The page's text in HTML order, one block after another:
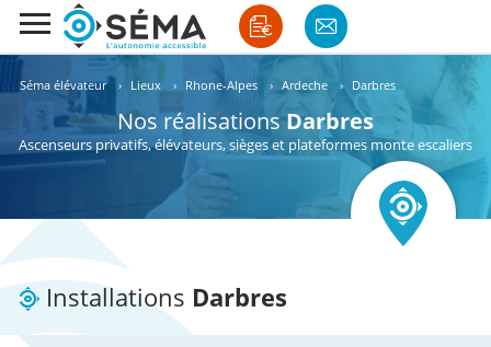
Séma élévateur › Lieux › Rhone-Alpes › Ardeche › Darbres
Nos réalisationsDarbres
Ascenseurs privatifs, élévateurs, sièges et plateformes monte escaliers
Installations Darbres